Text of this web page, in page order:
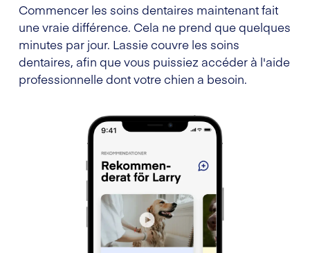
Commencer les soins dentaires maintenant fait
une vraie différence. Cela ne prend que quelques
minutes par jour. Lassie couvre les soins
dentaires, afin que vous puissiez accéder à l'aide
professionnelle dont votre chien a besoin.